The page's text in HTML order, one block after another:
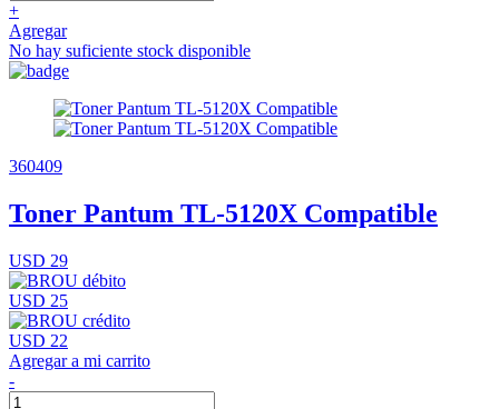
+
Agregar
No hay suficiente stock disponible
360409
Toner Pantum TL-5120X Compatible
USD 29
USD 25
USD 22
Agregar a mi carrito
-